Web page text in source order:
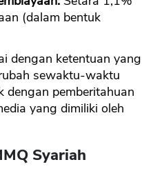
(dalam bentuk
dengan ketentuan yang
sewaktu-waktu
dengan pemberitahuan
yang dimiliki oleh
Syariah